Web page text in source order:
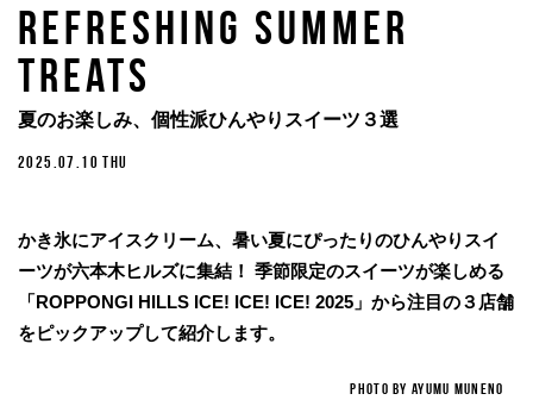
REFRESHING SUMMER
TREATS
夏のお楽しみ、個性派ひんやりスイーツ３選
2025.07.10 THU
かき氷にアイスクリーム、暑い夏にぴったりのひんやりスイ
ーツが六本木ヒルズに集結！ 季節限定のスイーツが楽しめる
「ROPPONGI HILLS ICE! ICE! ICE! 2025」から注目の３店舗
をピックアップして紹介します。
PHOTO BY AYUMU MUNENO